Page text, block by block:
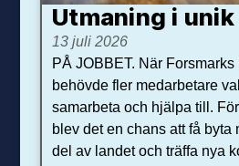
Utmaning i
13 juli 2026
PÅ JOBBET. När
behövde fler medarbetare
samarbeta och hjälpa till.
blev det en chans att få byta
del av landet och träffa nya